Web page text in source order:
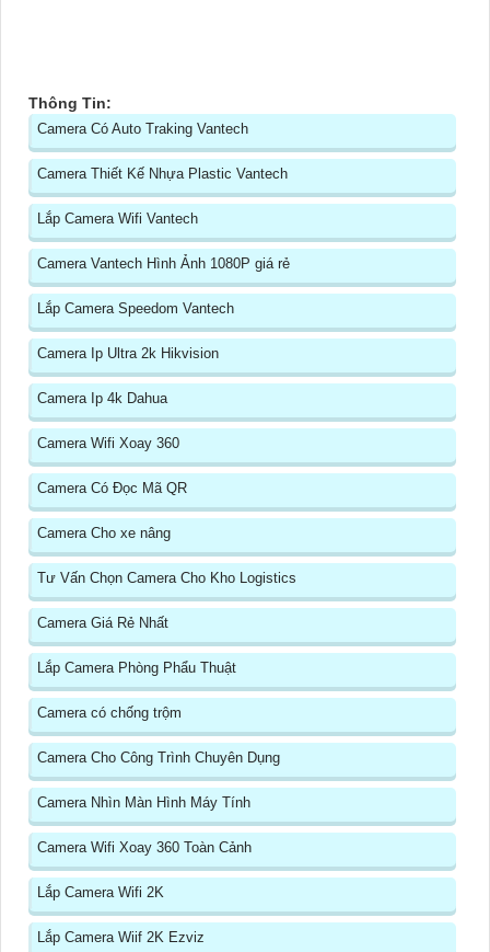
Thông Tin:
Camera Có Auto Traking Vantech
Camera Thiết Kế Nhựa Plastic Vantech
Lắp Camera Wifi Vantech
Camera Vantech Hình Ảnh 1080P giá rẻ
Lắp Camera Speedom Vantech
Camera Ip Ultra 2k Hikvision
Camera Ip 4k Dahua
Camera Wifi Xoay 360
Camera Có Đọc Mã QR
Camera Cho xe nâng
Tư Vấn Chọn Camera Cho Kho Logistics
Camera Giá Rẻ Nhất
Lắp Camera Phòng Phẩu Thuật
Camera có chống trộm
Camera Cho Công Trình Chuyên Dụng
Camera Nhìn Màn Hình Máy Tính
Camera Wifi Xoay 360 Toàn Cảnh
Lắp Camera Wifi 2K
Lắp Camera Wiif 2K Ezviz